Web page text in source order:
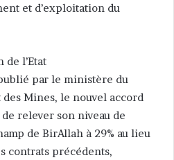
et d’exploitation du
l’Etat
par le ministère du
Mines, le nouvel accord
relever son niveau de
de BirAllah à 29% au lieu
contrats précédents,